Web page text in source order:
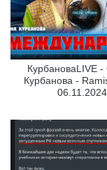
КурбановаLIVE
Курбанова -
06.11.2024